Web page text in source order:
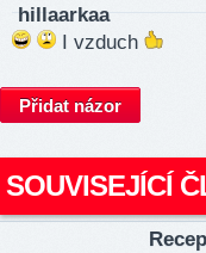
hillaarkaa
I vzduch
Přidat názor
SOUVISEJÍCÍ